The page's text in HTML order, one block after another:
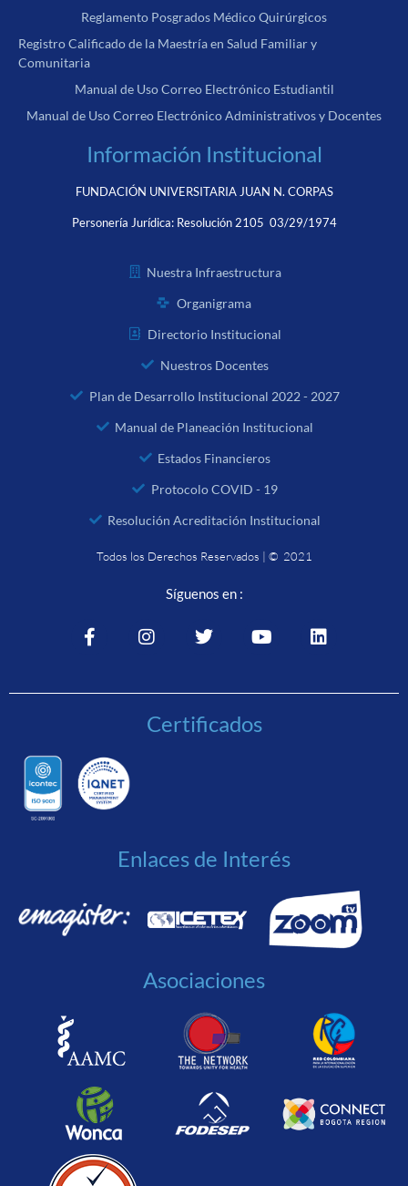
Reglamento Posgrados Médico Quirúrgicos
Registro Calificado de la Maestría en Salud Familiar y
Comunitaria
Manual de Uso Correo Electrónico Estudiantil
Manual de Uso Correo Electrónico Administrativos y Docentes
Información Institucional
FUNDACIÓN UNIVERSITARIA JUAN N. CORPAS
Personería Jurídica: Resolución 2105 03/29/1974
Nuestra Infraestructura
Organigrama
Directorio Institucional
Nuestros Docentes
Plan de Desarrollo Institucional 2022 - 2027
Manual de Planeación Institucional
Estados Financieros
Protocolo COVID - 19
Resolución Acreditación Institucional
Todos los Derechos Reservados | © 2021
Síguenos en :
Certificados
Enlaces de Interés
Asociaciones